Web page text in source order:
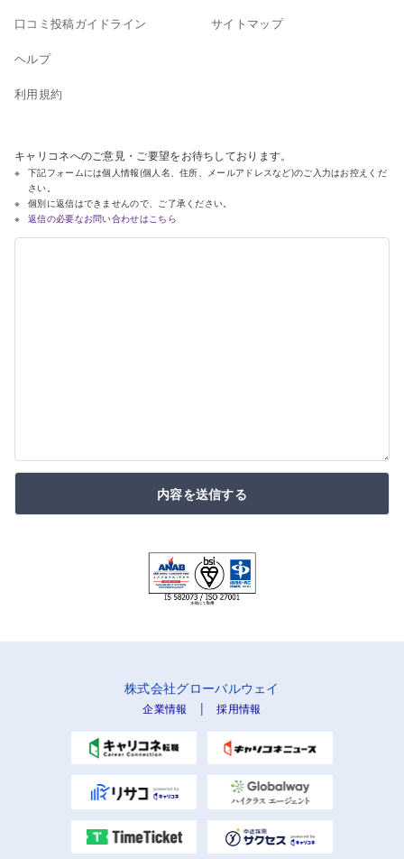
口コミ投稿ガイドライン
ヘルプ
利用規約
サイトマップ
キャリコネへのご意見・ご要望をお待ちしております。
下記フォームには個人情報(個人名、住所、メールアドレスなど)のご入力はお控えくだ
さい。
個別に返信はできませんので、ご了承ください。
返信の必要なお問い合わせはこちら
内容を送信する
株式会社グローバルウェイ
企業情報 |採用情報